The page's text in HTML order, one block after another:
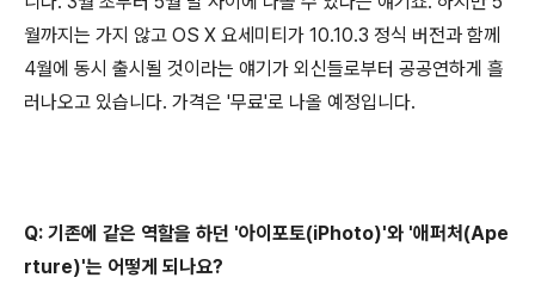
월까지는 가지 않고 OS X 요세미티가 10.10.3 정식 버전과 함께
4월에 동시 출시될 것이라는 얘기가 외신들로부터 공공연하게 흘
러나오고 있습니다. 가격은 '무료'로 나올 예정입니다.
Q: 기존에 같은 역할을 하던 '아이포토(iPhoto)'와 '애퍼처(Ape
rture)'는 어떻게 되나요?